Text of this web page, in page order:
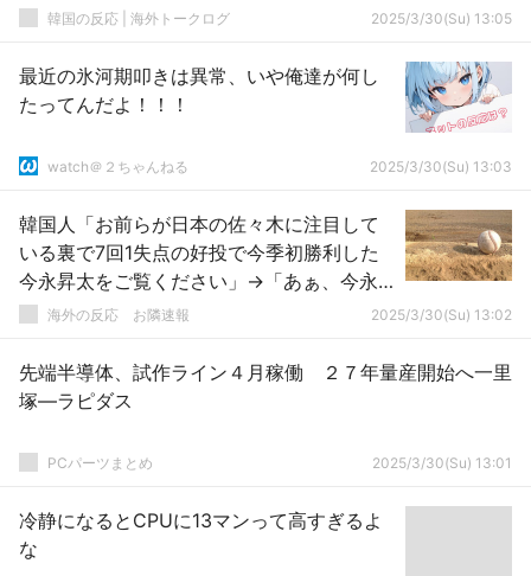
韓国の反応 | 海外トークログ 2025/3/30(Su) 13:05
最近の氷河期叩きは異常、いや俺達が何し
たってんだよ！！！
watch＠２ちゃんねる 2025/3/30(Su) 13:03
韓国人「お前らが日本の佐々木に注目して
いる裏で7回1失点の好投で今季初勝利した
今永昇太をご覧ください」→「あぁ、今永
が欲しい」「今永マジでいいね・・・」
海外の反応 お隣速報 2025/3/30(Su) 13:02
先端半導体、試作ライン４月稼働 ２７年量産開始へ一里
塚―ラピダス
PCパーツまとめ 2025/3/30(Su) 13:01
冷静になるとCPUに13マンって高すぎるよ
な